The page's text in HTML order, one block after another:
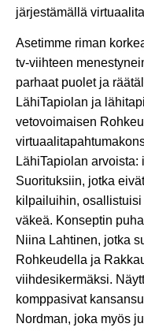
järjestämällä
Asetimme riman
tv-viihteen
parhaat puolet ja
LähiTapiolan ja
vetovoimaisen
LähiTapiolan
Suorituksiin, jotka
kilpailuihin,
väkeä. Konseptin
Niina Lahtinen, jotka
Rohkeudella ja
viihdesikermäksi.
komppasivat
Nordman, joka myös